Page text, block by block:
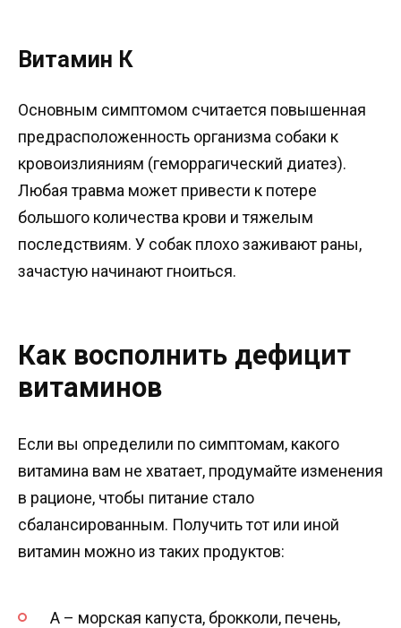
Витамин К
Основным симптомом считается повышенная
предрасположенность организма собаки к
кровоизлияниям (геморрагический диатез).
Любая травма может привести к потере
большого количества крови и тяжелым
последствиям. У собак плохо заживают раны,
зачастую начинают гноиться.
Как восполнить дефицит
витаминов
Если вы определили по симптомам, какого
витамина вам не хватает, продумайте изменения
в рационе, чтобы питание стало
сбалансированным. Получить тот или иной
витамин можно из таких продуктов:
А – морская капуста, брокколи, печень,